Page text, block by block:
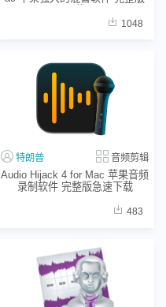
1048
特朗普 音频剪辑
Audio Hijack 4 for Mac 苹果音频
录制软件 完整版急速下载
483